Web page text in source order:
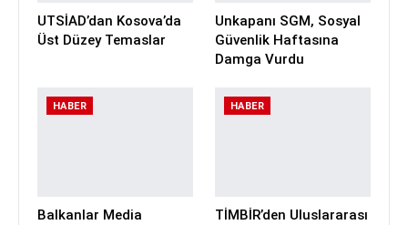
UTSİAD’dan Kosova’da
Üst Düzey Temaslar
Unkapanı SGM, Sosyal
Güvenlik Haftasına
Damga Vurdu
HABER
Balkanlar Media
HABER
TİMBİR’den Uluslararası